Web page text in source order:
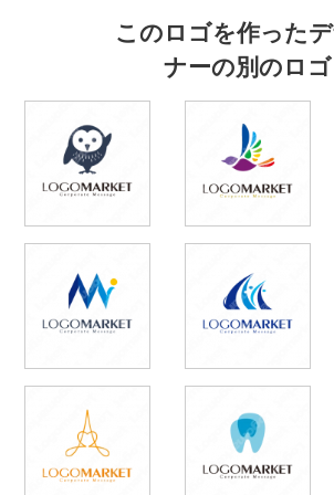
このロゴを作った
ナーの別のロゴ